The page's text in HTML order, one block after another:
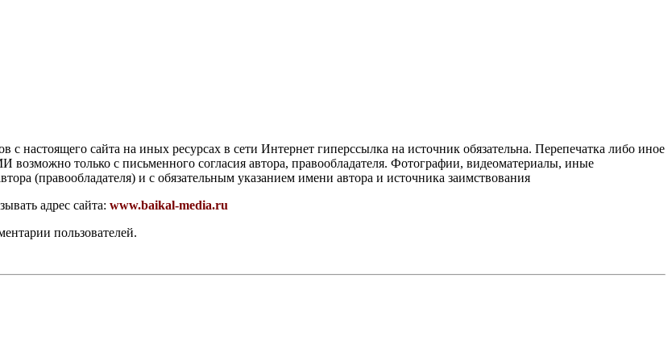
настоящего сайта на иных ресурсах в сети Интернет гиперссылка на источник обязательна. Перепечатка либо иное
возможно только с письменного согласия автора, правообладателя. Фотографии, видеоматериалы, иные
(правообладателя) и с обязательным указанием имени автора и источника заимствования
адрес сайта: www.baikal-media.ru
пользователей.